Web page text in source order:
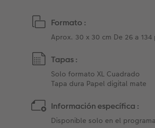
Formato :
Aprox. 30 x 30 cm De 26 a 134
Tapas :
Solo formato XL Cuadrado​
Tapa dura Papel digital mate
Información específica :
Disponible solo en el